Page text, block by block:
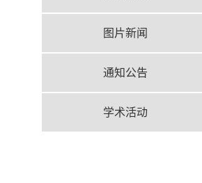
图片新闻
通知公告
学术活动